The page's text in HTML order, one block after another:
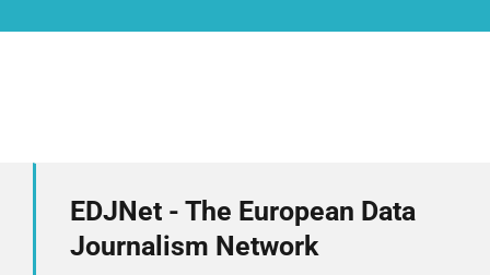
EDJNet - The European Data
Journalism Network